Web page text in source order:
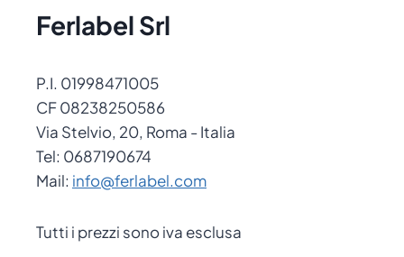
Ferlabel Srl
P.I. 01998471005
CF 08238250586
Via Stelvio, 20, Roma - Italia
Tel: 0687190674
Mail: info@ferlabel.com
Tutti i prezzi sono iva esclusa